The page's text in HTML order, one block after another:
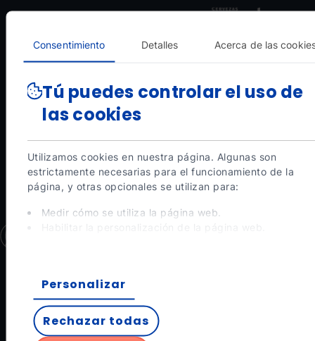
Consentimiento Detalles Acerca de las
Tú puedes controlar el uso de
las cookies
Utilizamos cookies en nuestra página. Algunas son
estrictamente necesarias para el funcionamiento de la
página, y otras opcionales se utilizan para:
Medir cómo se utiliza la página web.
Habilitar la personalización de la página web.
'Configurar'.
Personalizar
Rechazar todas
VER TODOS LOS PARTNERS
Regístrate ahora